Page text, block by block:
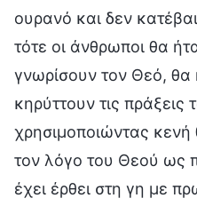
ουρανό και δεν
τότε οι άνθρωποι θα
γνωρίσουν τον Θεό, θα
κηρύττουν τις πράξεις
χρησιμοποιώντας κενή
τον λόγο του Θεού ως
έχει έρθει στη γη με